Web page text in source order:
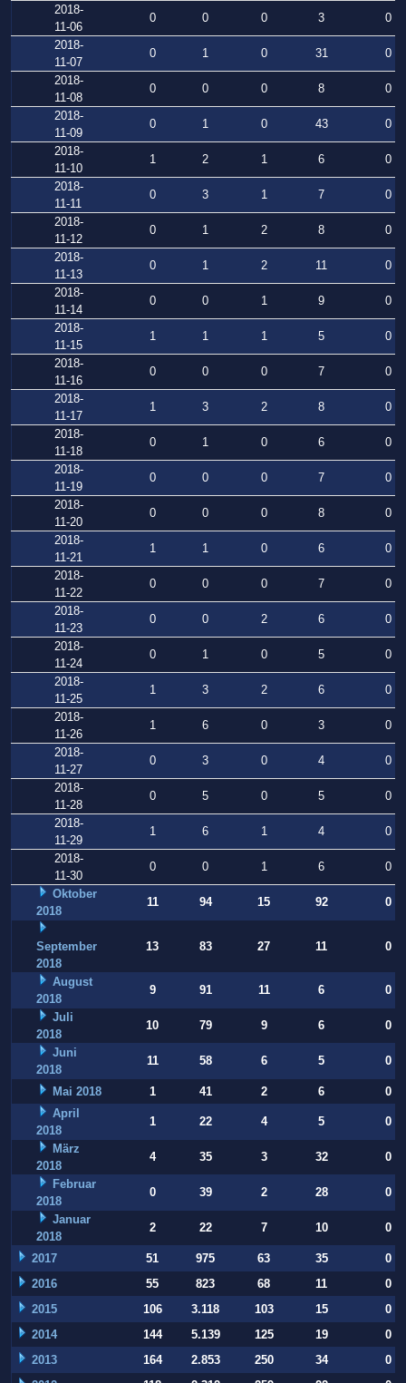
2018-
11-06
0 0 0 3
0
2018-
11-07
0 1 0 31
0
2018-
11-08
0 0 0 8
0
2018-
11-09
0 1 0 43
0
2018-
11-10
1 2 1 6
0
2018-
11-11
0 3 1 7
0
2018-
11-12
0 1 2 8
0
2018-
11-13
0 1 2 11
0
2018-
11-14
0 0 1 9
0
2018-
11-15
1 1 1 5
0
2018-
11-16
0 0 0 7
0
2018-
11-17
1 3 2 8
0
2018-
11-18
0 1 0 6
0
2018-
11-19
0 0 0 7
0
2018-
11-20
0 0 0 8
0
2018-
11-21
1 1 0 6
0
2018-
11-22
0 0 0 7
0
2018-
11-23
0 0 2 6
0
2018-
11-24
0 1 0 5
0
2018-
11-25
1 3 2 6
0
2018-
11-26
1 6 0 3
0
2018-
11-27
0 3 0 4
0
2018-
11-28
0 5 0 5
0
2018-
11-29
1 6 1 4
0
2018-
11-30
0 0 1 6
0
Oktober
2018
11 94 15 92 0
September
2018
13 83 27 11 0
August
2018
9 91 11 6
0
Juli
2018
10 79 9 6
0
Juni
2018
11 58 6 5 0
Mai 2018 1 41 2 6
0
April
2018
1 22 4 5
0
März
2018
4 35 3 32
0
Februar
2018
0 39 2 28
0
Januar
2018
2 22 7 10 0
2017 51 975 63 35
0
2016
55 823 68 11
0
2015
106 3.118 103 15
0
2014
144 5.139 125 19
0
2013
164 2.853 250 34
0